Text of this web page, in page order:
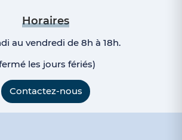
Horaires
au vendredi de 8h à 18h.
les jours fériés)
Contactez-nous